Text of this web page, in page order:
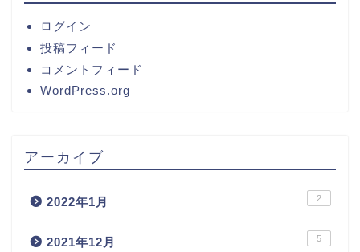
ログイン
投稿フィード
コメントフィード
WordPress.org
アーカイブ
2022年1月 2
2021年12月 5